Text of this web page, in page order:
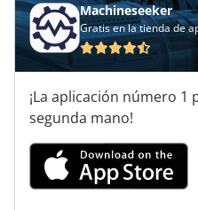
Machineseeker
Gratis en la tienda de
¡La aplicación número
segunda mano!